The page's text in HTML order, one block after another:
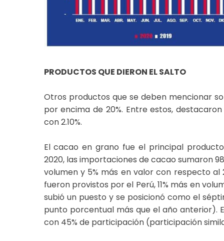
PRODUCTOS QUE DIERON EL SALTO
Otros productos que se deben mencionar
por encima de 20%. Entre estos,
con 2.10%.
El cacao en grano fue el principal
2020, las importaciones de cacao sumaron
volumen y 5% más en valor con respecto al
fueron provistos por el Perú, 11% más en
subió un puesto y se posicionó como el
punto porcentual más que el año anterior).
con 45% de participación (participación